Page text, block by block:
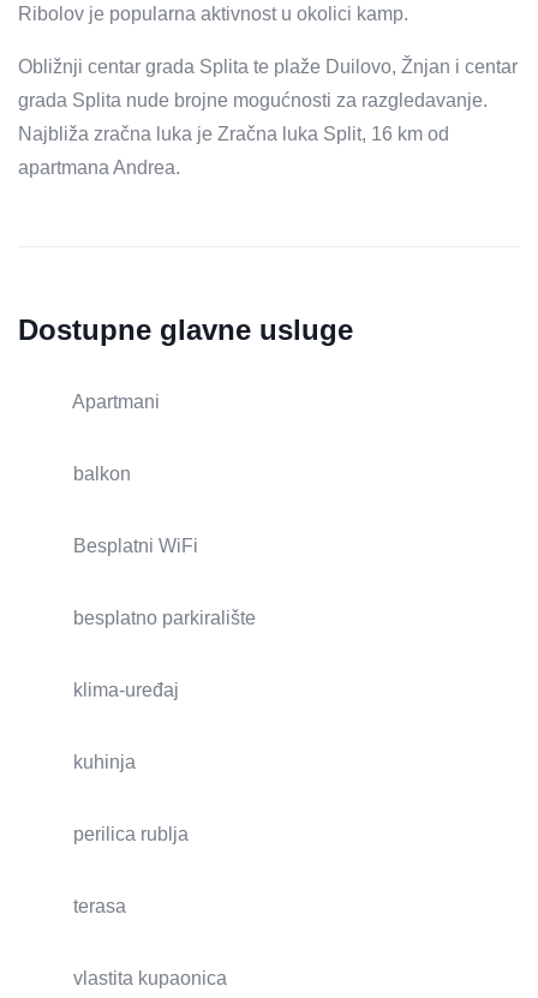
Ribolov je popularna aktivnost u okolici kamp.
Obližnji centar grada Splita te plaže Duilovo, Žnjan i centar
grada Splita nude brojne mogućnosti za razgledavanje.
Najbliža zračna luka je Zračna luka Split, 16 km od
apartmana Andrea.
Dostupne glavne usluge
Apartmani
balkon
Besplatni WiFi
besplatno parkiralište
klima-uređaj
kuhinja
perilica rublja
terasa
vlastita kupaonica